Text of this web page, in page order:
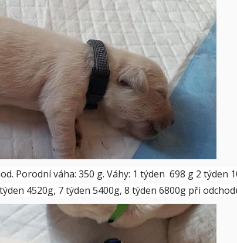
Porodní váha: 350 g. Váhy: 1 týden 698 g 2 týden
4520g, 7 týden 5400g, 8 týden 6800g při